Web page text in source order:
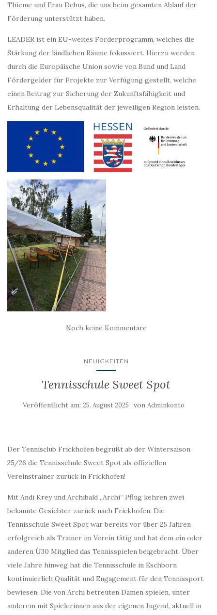
Thieme und Frau Debus, die uns beim gesamten Ablauf der
Förderung unterstützt haben.
LEADER ist ein EU-weites Förderprogramm, welches die
Stärkung der ländlichen Räume fokussiert. Hierzu werden
durch die Europäische Union sowie von Bund und Land
Fördergelder für Projekte zur Verfügung gestellt, welche
einen Beitrag zur Sicherung der Zukunftsfähigkeit und
Erhaltung der Lebensqualität der jeweiligen Region leisten.
Noch keine Kommentare
NEUIGKEITEN
Tennisschule Sweet Spot
Veröffentlicht am: 25. August 2025 von Adminkonto
Der Tennisclub Frickhofen begrüßt ab der Wintersaison
25/26 die Tennisschule Sweet Spot als offiziellen
Vereinstrainer zurück in Frickhofen!
Mit Andi Krey und Archibald „Archi“ Pflug kehren zwei
bekannte Gesichter zurück nach Frickhofen. Die
Tennisschule Sweet Spot war bereits vor über 25 Jahren
erfolgreich als Trainer im Verein tätig und hat dem ein oder
anderen Ü30 Mitglied das Tennisspielen beigebracht. Über
viele Jahre hinweg hat die Tennisschule in Eschborn
kontinuierlich Qualität und Engagement für den Tennissport
bewiesen. Die von Archi betreuten Damen spielen, unter
anderem mit Spielerinnen aus der eigenen Jugend, aktuell in